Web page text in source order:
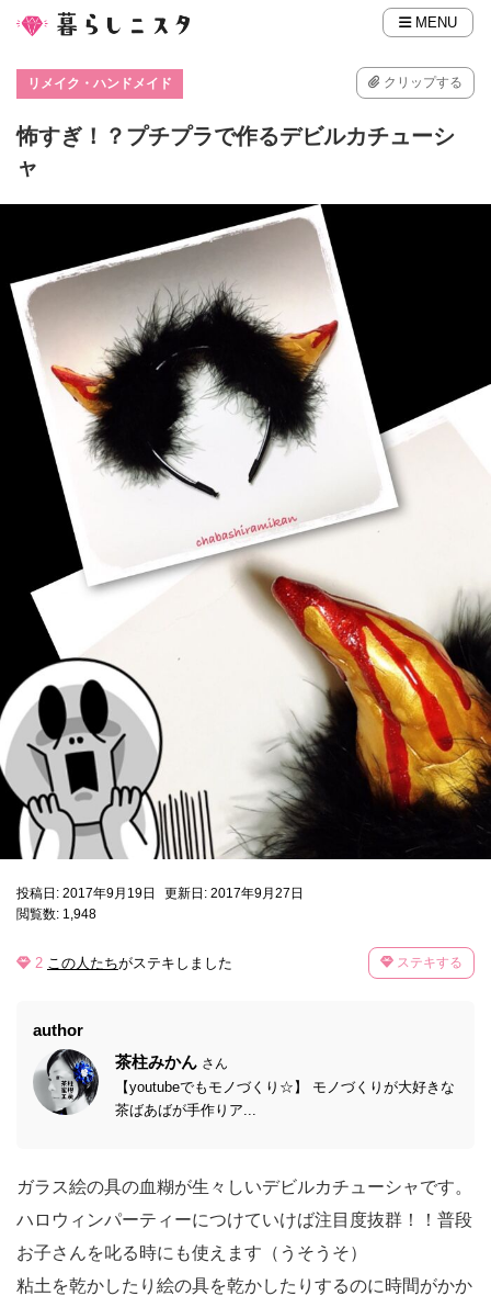
MENU
リメイク・ハンドメイド クリップする
怖すぎ！？プチプラで作るデビルカチューシ
ャ
投稿日: 2017年9月19日
更新日: 2017年9月27日
閲覧数: 1,948
2 この人たちがステキしました ステキする
author
茶柱みかん さん
【youtubeでもモノづくり☆】 モノづくりが大好きな
茶ばあばが手作りア...
ガラス絵の具の血糊が生々しいデビルカチューシャです。
ハロウィンパーティーにつけていけば注目度抜群！！普段
お子さんを叱る時にも使えます（うそうそ）
粘土を乾かしたり絵の具を乾かしたりするのに時間がかか